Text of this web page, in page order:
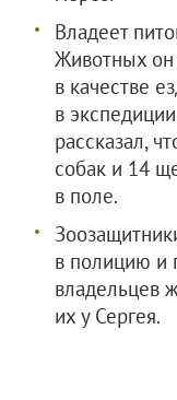
Владеет
Животных он
в качестве
в
рассказал,
собак и 14
в поле.
в полицию и
владельцев
их у Сергея.